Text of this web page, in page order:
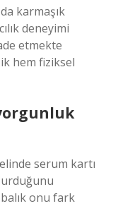
karmaşık
deneyimi
etmekte
hem fiziksel
serum kartı
onu fark